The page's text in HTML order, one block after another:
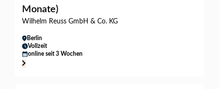
Monate)
Wilhelm Reuss GmbH & Co. KG
Berlin
Vollzeit
online seit 3 Wochen